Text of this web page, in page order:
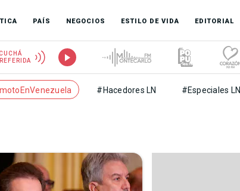
PAÍS NEGOCIOS ESTILO DE VIDA EDITORIAL
#Hacedores LN #Especiales LN